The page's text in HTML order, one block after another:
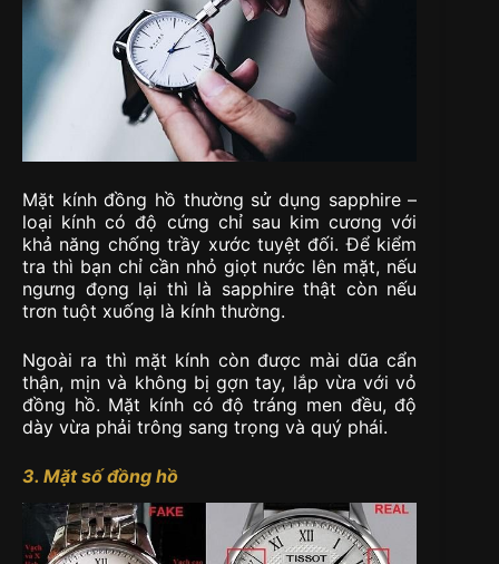
Mặt kính đồng hồ thường sử dụng sapphire –
loại kính có độ cứng chỉ sau kim cương với
khả năng chống trầy xước tuyệt đối. Để kiểm
tra thì bạn chỉ cần nhỏ giọt nước lên mặt, nếu
ngưng đọng lại thì là sapphire thật còn nếu
trơn tuột xuống là kính thường.
Ngoài ra thì mặt kính còn được mài dũa cẩn
thận, mịn và không bị gợn tay, lắp vừa với vỏ
đồng hồ. Mặt kính có độ tráng men đều, độ
dày vừa phải trông sang trọng và quý phái.
3. Mặt số đồng hồ